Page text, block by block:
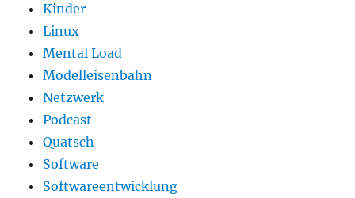
Kinder
Linux
Mental Load
Modelleisenbahn
Netzwerk
Podcast
Quatsch
Software
Softwareentwicklung